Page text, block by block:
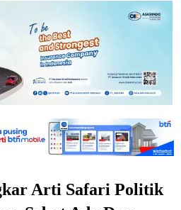
Arti Safari Politik